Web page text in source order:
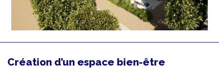
Création d’un espace bien-être